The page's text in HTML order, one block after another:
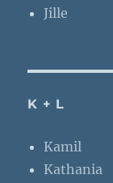
Jille
K + L
Kamil
Kathania